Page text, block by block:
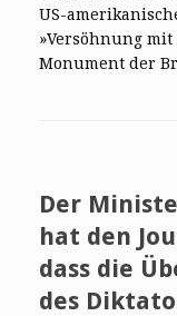
US-
»Versöhnung
Monument der
Der
hat den
dass die
des